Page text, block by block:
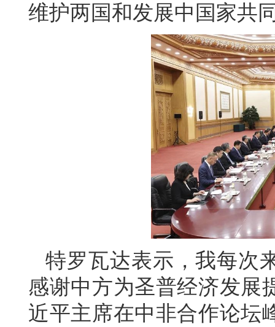
维护两国和发展中国家共
特罗瓦达表示，我每次
感谢中方为圣普经济发展
近平主席在中非合作论坛